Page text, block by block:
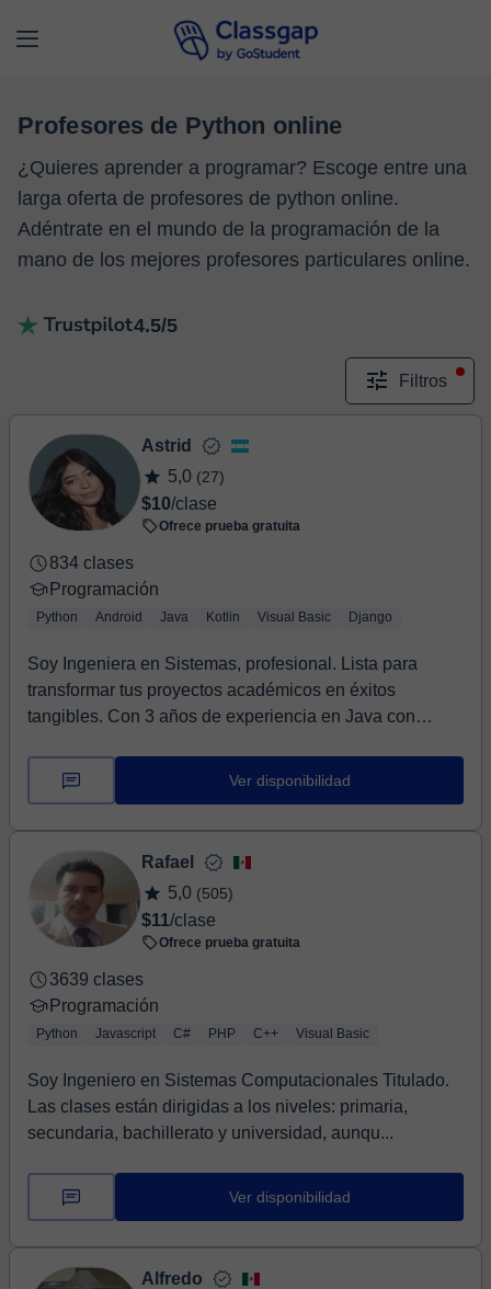
Profesores de Python online
¿Quieres aprender a programar? Escoge entre una
larga oferta de profesores de python online.
Adéntrate en el mundo de la programación de la
mano de los mejores profesores particulares online.
4.5/5
Filtros
Astrid
5,0 (27)
$10/clase
Ofrece prueba gratuita
834 clases
Programación
Python Android Java Kotlin Visual Basic Django
Soy Ingeniera en Sistemas, profesional. Lista para
transformar tus proyectos académicos en éxitos
tangibles. Con 3 años de experiencia en Java con
Ver disponibilidad
Rafael
5,0 (505)
$11/clase
Ofrece prueba gratuita
3639 clases
Programación
Python Javascript C# PHP C++ Visual Basic
Soy Ingeniero en Sistemas Computacionales Titulado.
Las clases están dirigidas a los niveles: primaria,
secundaria, bachillerato y universidad, aunqu...
Ver disponibilidad
Alfredo